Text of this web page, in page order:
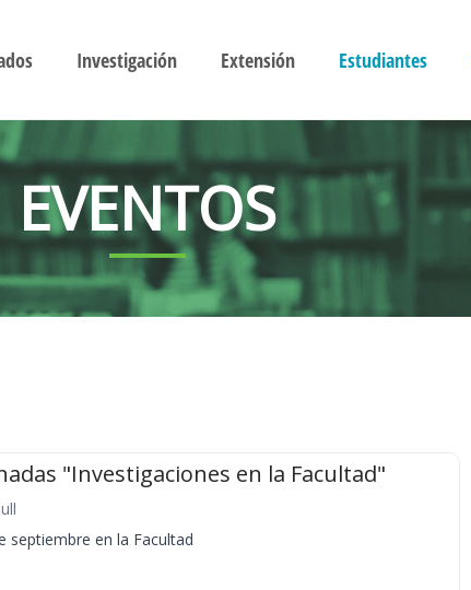
Investigación Extensión Estudiantes
EVENTOS
"Investigaciones en la Facultad"
septiembre en la Facultad